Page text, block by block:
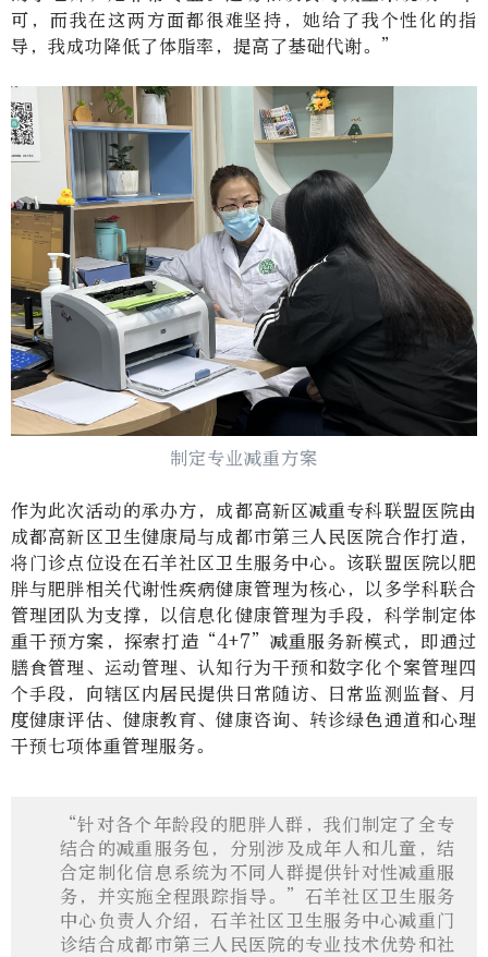
可，而我在这两方面都很难坚持，她给了我个性化的指
导，我成功降低了体脂率，提高了基础代谢。”
制定专业减重方案
作为此次活动的承办方，成都高新区减重专科联盟医院由
成都高新区卫生健康局与成都市第三人民医院合作打造，
将门诊点位设在石羊社区卫生服务中心。该联盟医院以肥
胖与肥胖相关代谢性疾病健康管理为核心，以多学科联合
管理团队为支撑，以信息化健康管理为手段，科学制定体
重干预方案，探索打造“4+7”减重服务新模式，即通过
膳食管理、运动管理、认知行为干预和数字化个案管理四
个手段，向辖区内居民提供日常随访、日常监测监督、月
度健康评估、健康教育、健康咨询、转诊绿色通道和心理
干预七项体重管理服务。
“针对各个年龄段的肥胖人群，我们制定了全专
结合的减重服务包，分别涉及成年人和儿童，结
合定制化信息系统为不同人群提供针对性减重服
务，并实施全程跟踪指导。”石羊社区卫生服务
中心负责人介绍，石羊社区卫生服务中心减重门
诊结合成都市第三人民医院的专业技术优势和社